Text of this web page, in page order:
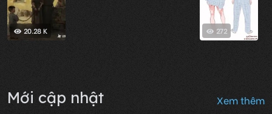
20.28 K 272
Mới cập nhật Xem thêm